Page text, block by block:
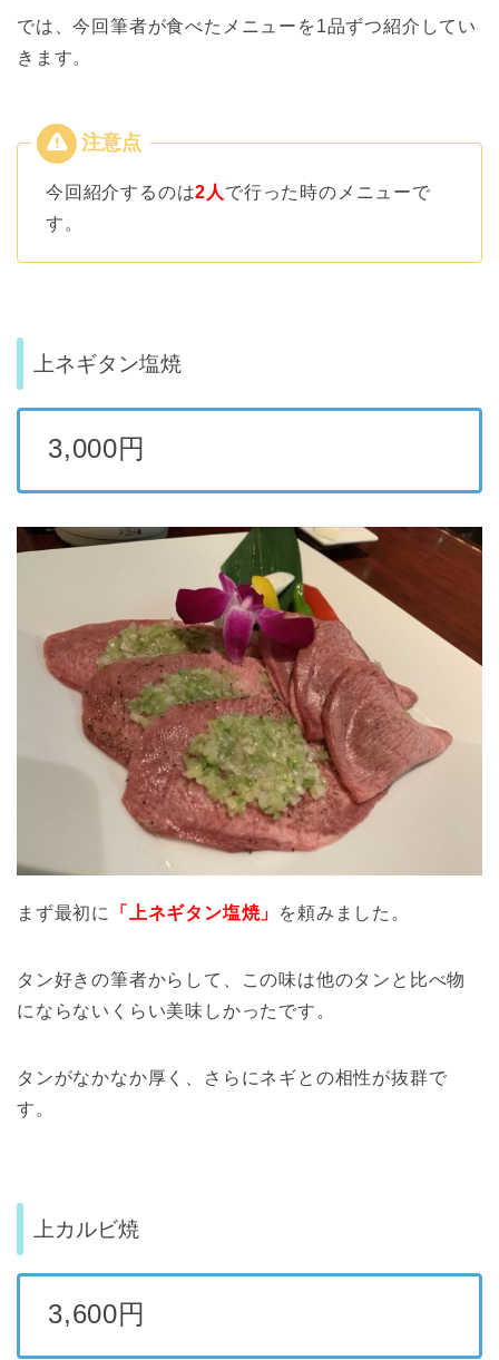
では、今回筆者が食べたメニューを1品ずつ紹介してい
きます。
今回紹介するのは2人 で行った時のメニューで
す。
上ネギタン塩焼
3,000円
まず最初に 「上ネギタン塩焼」 を頼みました。
タン好きの筆者からして、この味は他のタンと比べ物
にならないくらい美味しかったです。
タンがなかなか厚く、さらにネギとの相性が抜群で
す。
上カルビ焼
3,600円